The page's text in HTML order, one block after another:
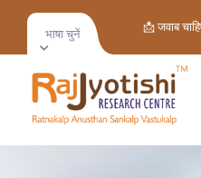
भाषा चुनें 📩 जवाब